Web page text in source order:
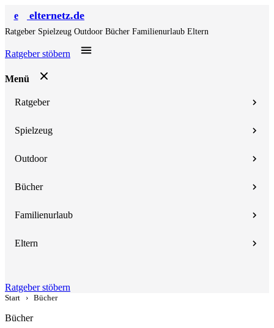
e elternetz.de
Ratgeber Spielzeug Outdoor Bücher Familienurlaub Eltern
Ratgeber stöbern
Menü
Ratgeber
Spielzeug
Outdoor
Bücher
Familienurlaub
Eltern
Ratgeber stöbern
Start › Bücher
Bücher